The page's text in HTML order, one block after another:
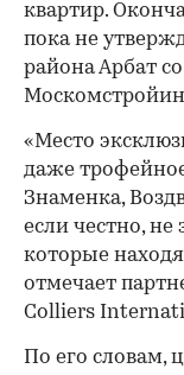
квартир.
пока не
района Арбат
«Место
даже
Знаменка,
если честно,
которые
отмечает
Colliers
По его словам,